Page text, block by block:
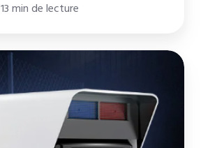
13 min de lecture